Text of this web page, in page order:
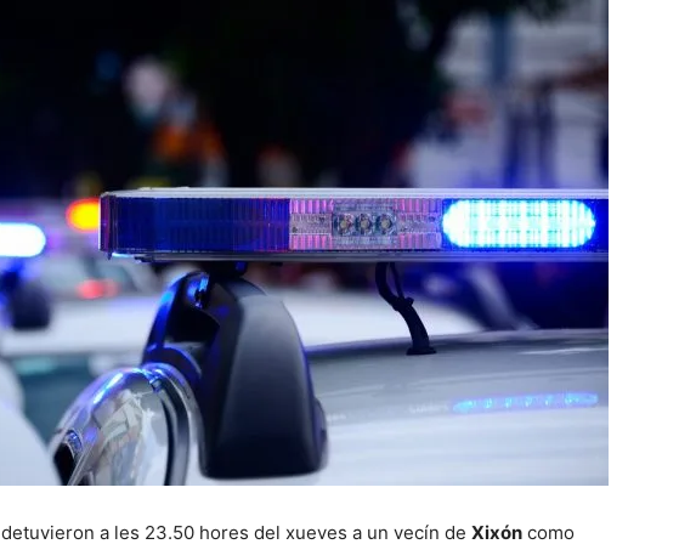
detuvieron a les 23.50 hores del xueves a un vecín de Xixón como